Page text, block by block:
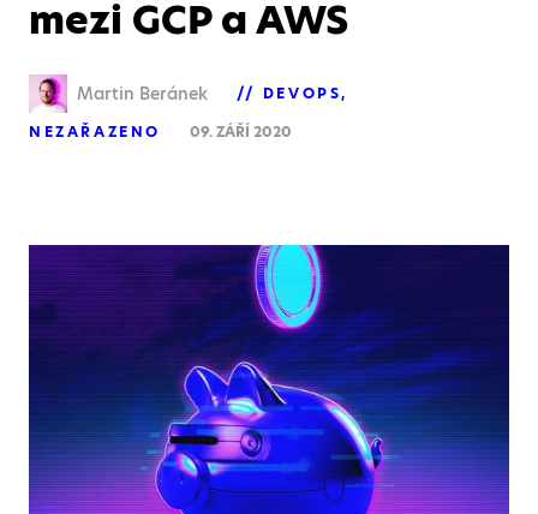
mezi GCP a AWS
Martin Beránek
DEVOPS
NEZAŘAZENO
09. ZÁŘÍ 2020